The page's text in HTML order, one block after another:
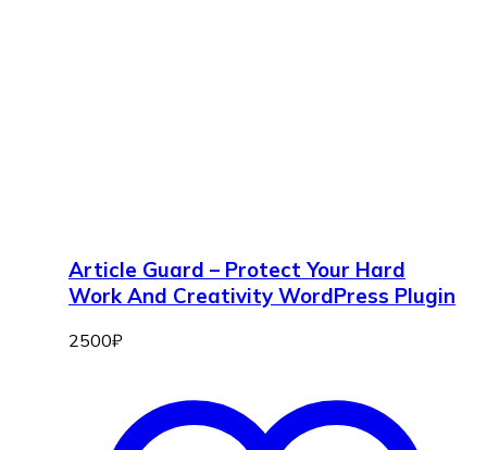
Article Guard – Protect Your Hard
Work And Creativity WordPress Plugin
2500₽